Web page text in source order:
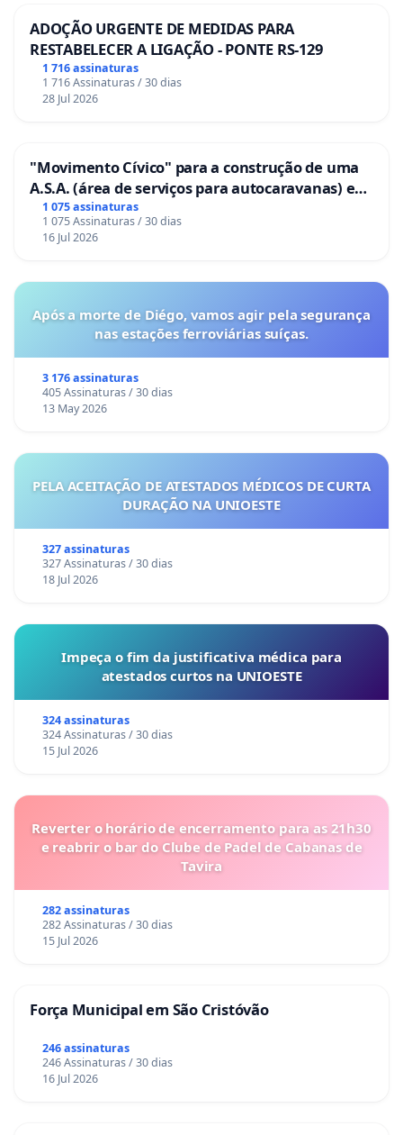
ADOÇÃO URGENTE DE MEDIDAS PARA
RESTABELECER A LIGAÇÃO - PONTE RS-129
1 716 assinaturas
1 716 Assinaturas / 30 dias
28 Jul 2026
"Movimento Cívico" para a construção de uma
A.S.A. (área de serviços para autocaravanas) em
Coimbra
1 075 assinaturas
1 075 Assinaturas / 30 dias
16 Jul 2026
Após a morte de Diégo, vamos agir pela segurança
nas estações ferroviárias suíças.
3 176 assinaturas
405 Assinaturas / 30 dias
13 May 2026
PELA ACEITAÇÃO DE ATESTADOS MÉDICOS DE CURTA
DURAÇÃO NA UNIOESTE
327 assinaturas
327 Assinaturas / 30 dias
18 Jul 2026
Impeça o fim da justificativa médica para
atestados curtos na UNIOESTE
324 assinaturas
324 Assinaturas / 30 dias
15 Jul 2026
Reverter o horário de encerramento para as 21h30
e reabrir o bar do Clube de Padel de Cabanas de
Tavira
282 assinaturas
282 Assinaturas / 30 dias
15 Jul 2026
Força Municipal em São Cristóvão
246 assinaturas
246 Assinaturas / 30 dias
16 Jul 2026